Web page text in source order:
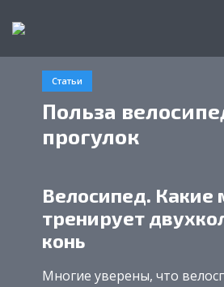
Статьи
Польза
прогулок
Велосипед.
тренирует
конь
Многие уверены, что